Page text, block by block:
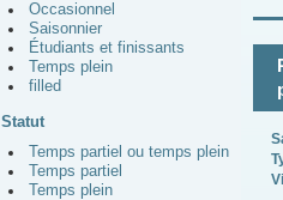
Occasionnel
Saisonnier
Étudiants et finissants
Temps plein
filled
Statut
Temps partiel ou temps plein
Temps partiel
Temps plein